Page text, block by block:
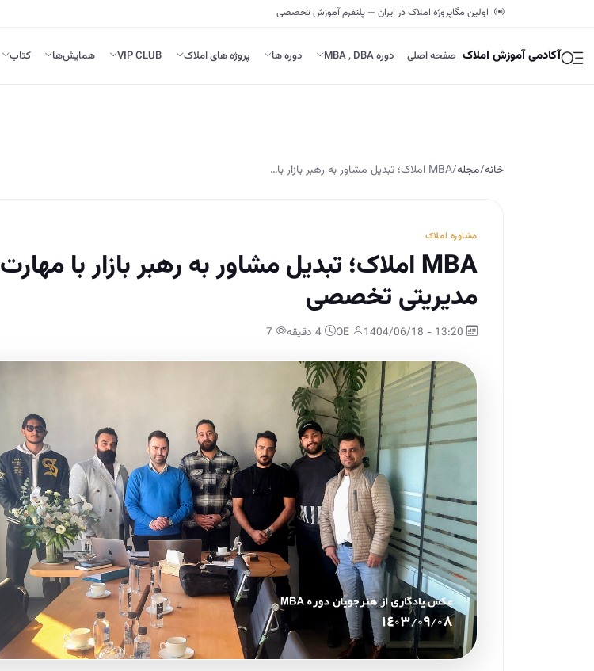
اولین مگاپروژه املاک در ایران — پلتفرم آموزش تخصصی
آکادمی آموزش املاک صفحه اصلی دوره MBA , DBA دوره ها پروژه های املاک VIP CLUB همایش‌ها کتاب
خانه/مجله/MBA املاک؛ تبدیل مشاور به رهبر بازار با…
مشاوره املاک
MBA املاک؛ تبدیل مشاور به رهبر بازار با مهارت
مدیریتی تخصصی